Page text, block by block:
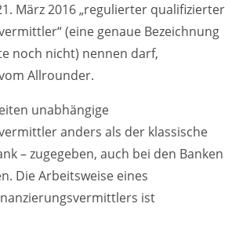
März 2016 „regulierter qualifizierter
(eine genaue Bezeichnung
noch nicht) nennen darf,
Allrounder.
unabhängige
anders als der klassische
– zugegeben, auch bei den Banken
Die Arbeitsweise eines
ist